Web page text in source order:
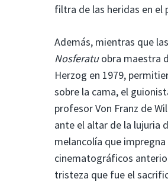
filtra de las heridas en el
Además, mientras que
Nosferatuobra maestra
Herzog en 1979,
sobre la cama, el
profesor Von Franz de
ante el altar de la lujuria
melancolía que
cinematográficos
tristeza que fue el